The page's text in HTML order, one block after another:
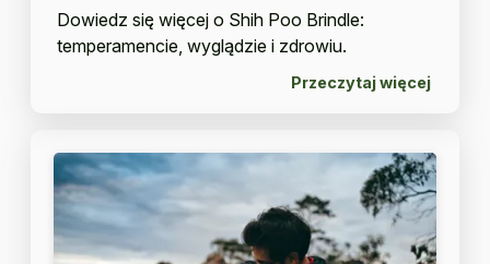
Dowiedz się więcej o Shih Poo Brindle:
temperamencie, wyglądzie i zdrowiu.
Przeczytaj więcej